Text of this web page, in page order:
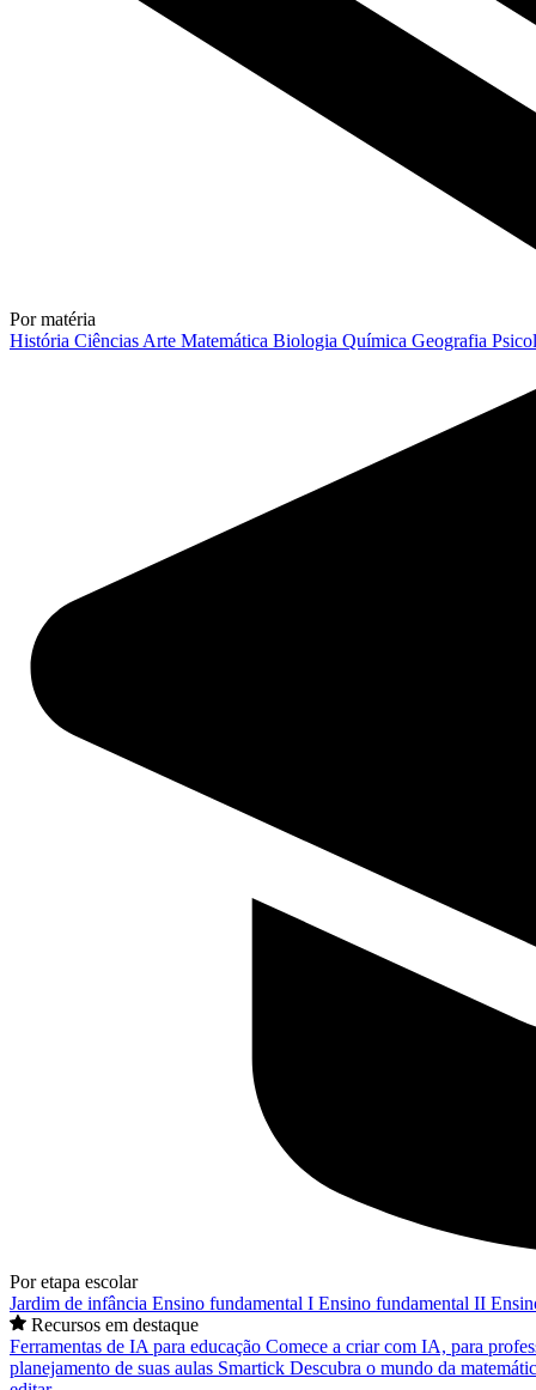
Por matéria
História Ciências Arte Matemática Biologia Química Geografia
Por etapa escolar
Jardim de infância Ensino fundamental I Ensino fundamental II
Recursos em destaque
Ferramentas de IA para educação Comece a criar com IA, para
planejamento de suas aulas Smartick Descubra o mundo da